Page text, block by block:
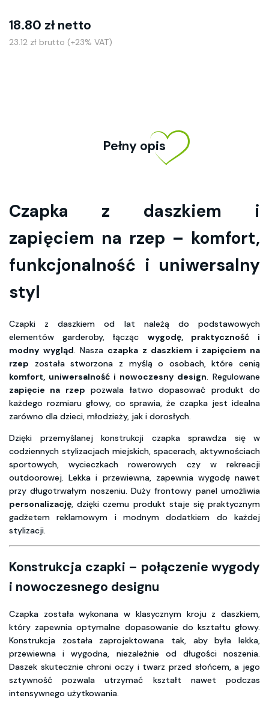
18.80 zł netto
23.12 zł brutto (+23% VAT)
Pełny opis
Czapka z daszkiem i
zapięciem na rzep – komfort,
funkcjonalność i uniwersalny
styl
Czapki z daszkiem od lat należą do podstawowych
elementów garderoby, łącząc wygodę, praktyczność i
modny wygląd. Nasza czapka z daszkiem i zapięciem na
rzep została stworzona z myślą o osobach, które cenią
komfort, uniwersalność i nowoczesny design. Regulowane
zapięcie na rzep pozwala łatwo dopasować produkt do
każdego rozmiaru głowy, co sprawia, że czapka jest idealna
zarówno dla dzieci, młodzieży, jak i dorosłych.
Dzięki przemyślanej konstrukcji czapka sprawdza się w
codziennych stylizacjach miejskich, spacerach, aktywnościach
sportowych, wycieczkach rowerowych czy w rekreacji
outdoorowej. Lekka i przewiewna, zapewnia wygodę nawet
przy długotrwałym noszeniu. Duży frontowy panel umożliwia
personalizację, dzięki czemu produkt staje się praktycznym
gadżetem reklamowym i modnym dodatkiem do każdej
stylizacji.
Konstrukcja czapki – połączenie wygody
i nowoczesnego designu
Czapka została wykonana w klasycznym kroju z daszkiem,
który zapewnia optymalne dopasowanie do kształtu głowy.
Konstrukcja została zaprojektowana tak, aby była lekka,
przewiewna i wygodna, niezależnie od długości noszenia.
Daszek skutecznie chroni oczy i twarz przed słońcem, a jego
sztywność pozwala utrzymać kształt nawet podczas
intensywnego użytkowania.